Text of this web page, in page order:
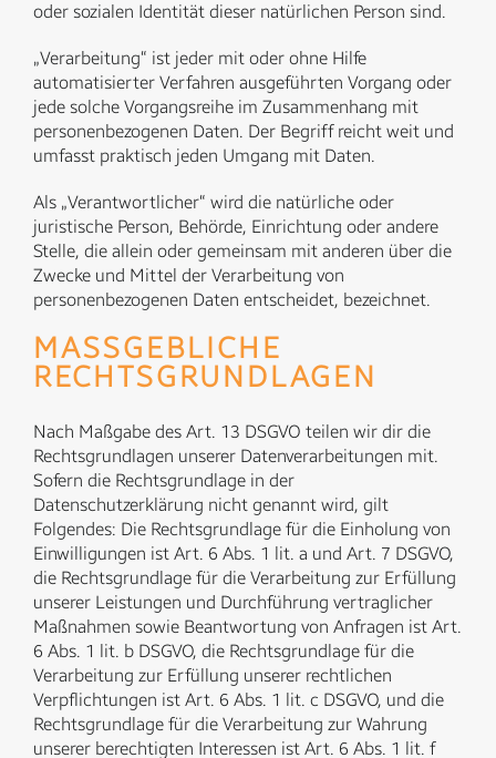
oder sozialen Identität dieser natürlichen Person sind.
„Verarbeitung“ ist jeder mit oder ohne Hilfe
automatisierter Verfahren ausgeführten Vorgang oder
jede solche Vorgangsreihe im Zusammenhang mit
personenbezogenen Daten. Der Begriff reicht weit und
umfasst praktisch jeden Umgang mit Daten.
Als „Verantwortlicher“ wird die natürliche oder
juristische Person, Behörde, Einrichtung oder andere
Stelle, die allein oder gemeinsam mit anderen über die
Zwecke und Mittel der Verarbeitung von
personenbezogenen Daten entscheidet, bezeichnet.
MASSGEBLICHE R
ECHTSGRUNDLAGEN
Nach Maßgabe des Art. 13 DSGVO teilen wir dir die
Rechtsgrundlagen unserer Datenverarbeitungen mit.
Sofern die Rechtsgrundlage in der
Datenschutzerklärung nicht genannt wird, gilt
Folgendes: Die Rechtsgrundlage für die Einholung von
Einwilligungen ist Art. 6 Abs. 1 lit. a und Art. 7 DSGVO,
die Rechtsgrundlage für die Verarbeitung zur Erfüllung
unserer Leistungen und Durchführung vertraglicher
Maßnahmen sowie Beantwortung von Anfragen ist Art.
6 Abs. 1 lit. b DSGVO, die Rechtsgrundlage für die
Verarbeitung zur Erfüllung unserer rechtlichen
Verpflichtungen ist Art. 6 Abs. 1 lit. c DSGVO, und die
Rechtsgrundlage für die Verarbeitung zur Wahrung
unserer berechtigten Interessen ist Art. 6 Abs. 1 lit. f